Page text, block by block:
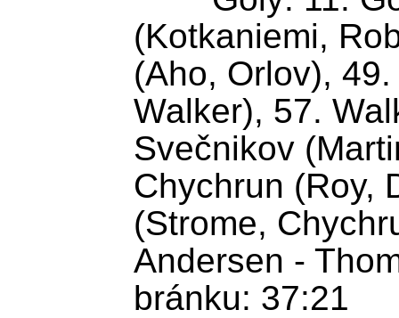
(Kotkaniemi,
(Aho, Orlov),
Walker), 57.
Svečnikov
Chychrun (Roy,
(Strome,
Andersen -
bránku: 37:21